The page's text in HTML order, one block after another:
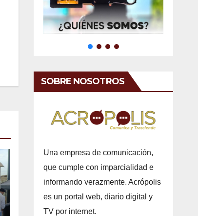
SOBRE NOSOTROS
Una empresa de comunicación,
que cumple con imparcialidad e
informando verazmente. Acrópolis
es un portal web, diario digital y
TV por internet.